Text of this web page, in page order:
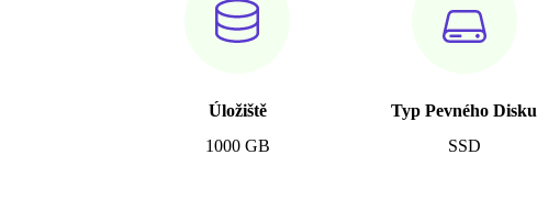
Úložiště
1000 GB
Typ Pevného Disku
SSD